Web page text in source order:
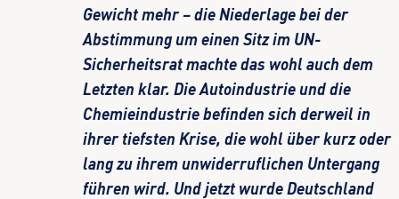
Gewicht mehr – die Niederlage bei der
Abstimmung um einen Sitz im UN-
Sicherheitsrat machte das wohl auch dem
Letzten klar. Die Autoindustrie und die
Chemieindustrie befinden sich derweil in
ihrer tiefsten Krise, die wohl über kurz oder
lang zu ihrem unwiderruflichen Untergang
führen wird. Und jetzt wurde Deutschland